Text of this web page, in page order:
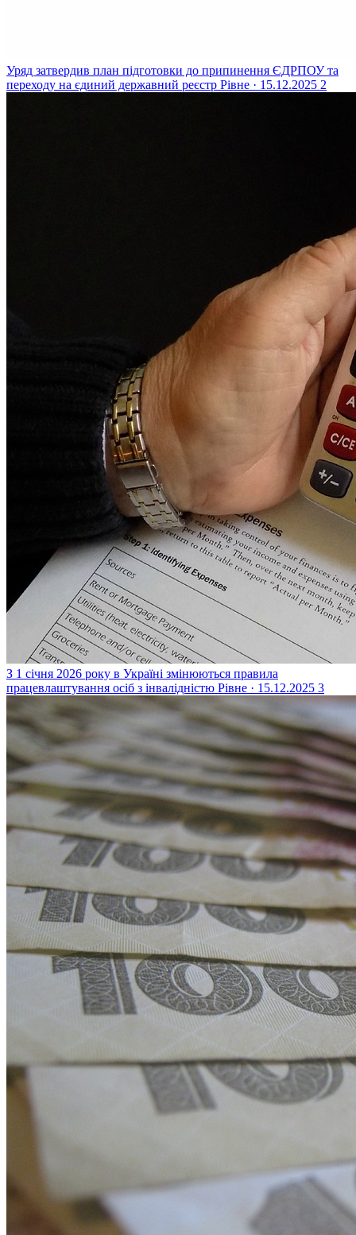
Уряд затвердив план підготовки до припинення ЄДРПОУ та
переходу на єдиний державний реєстр Рівне · 15.12.2025 2
З 1 січня 2026 року в Україні змінюються правила
працевлаштування осіб з інвалідністю Рівне · 15.12.2025 3